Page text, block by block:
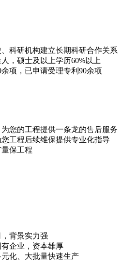
科研机构建立长期科研合作关系
，硕士及以上学历60%以上
项，已申请受理专利90余项
您的工程提供一条龙的售后服务
工程后续维保提供专业化指导
保工程
背景实力强
企业，资本雄厚
化、大批量快速生产